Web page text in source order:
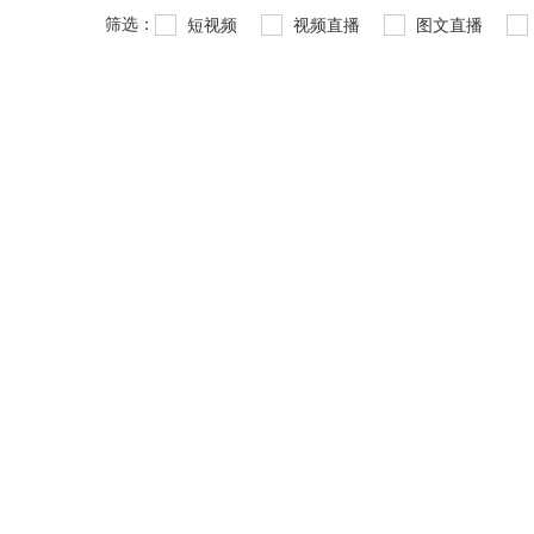
筛选： 短视频 视频直播 图文直播